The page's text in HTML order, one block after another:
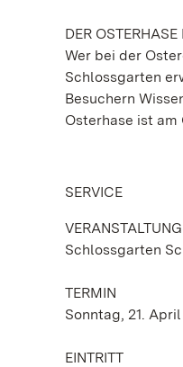
DER
Wer bei der
Schlossgarten
Besuchern
Osterhase ist am
SERVICE
Schlossgarten
TERMIN
Sonntag, 21.
EINTRITT